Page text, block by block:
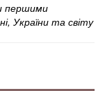
першими
України та світу